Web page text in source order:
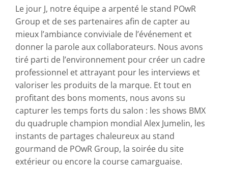
Le jour J, notre équipe a arpenté le stand POwR
Group et de ses partenaires afin de capter au
mieux l’ambiance conviviale de l’événement et
donner la parole aux collaborateurs. Nous avons
tiré parti de l’environnement pour créer un cadre
professionnel et attrayant pour les interviews et
valoriser les produits de la marque. Et tout en
profitant des bons moments, nous avons su
capturer les temps forts du salon : les shows BMX
du quadruple champion mondial Alex Jumelin, les
instants de partages chaleureux au stand
gourmand de POwR Group, la soirée du site
extérieur ou encore la course camarguaise.